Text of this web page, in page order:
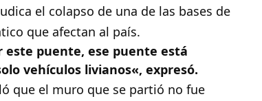
el colapso de una de las bases de
que afectan al país.
este puente, ese puente está
vehículos livianos«, expresó.
que el muro que se partió no fue